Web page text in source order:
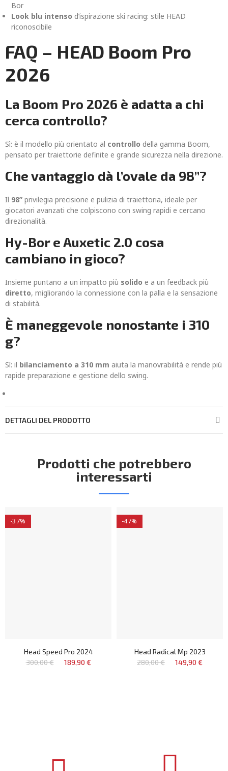
Bor
Look blu intenso d’ispirazione ski racing: stile HEAD
riconoscibile
FAQ – HEAD Boom Pro
2026
La Boom Pro 2026 è adatta a chi
cerca controllo?
Sì: è il modello più orientato al controllo della gamma Boom,
pensato per traiettorie definite e grande sicurezza nella direzione.
Che vantaggio dà l’ovale da 98”?
Il 98” privilegia precisione e pulizia di traiettoria, ideale per
giocatori avanzati che colpiscono con swing rapidi e cercano
direzionalità.
Hy-Bor e Auxetic 2.0 cosa
cambiano in gioco?
Insieme puntano a un impatto più solido e a un feedback più
diretto, migliorando la connessione con la palla e la sensazione
di stabilità.
È maneggevole nonostante i 310
g?
Sì: il bilanciamento a 310 mm aiuta la manovrabilità e rende più
rapide preparazione e gestione dello swing.
DETTAGLI DEL PRODOTTO
Prodotti che potrebbero
interessarti
-37%
Head Speed Pro 2024
300,00 €
189,90 €
-47%
Head Radical Mp 2023
280,00 €
149,90 €